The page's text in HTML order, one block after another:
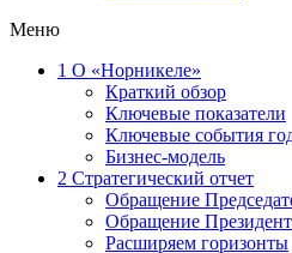
Меню
1 О «Норникеле»
Краткий обзор
Ключевые показатели
Ключевые события
Бизнес-модель
2 Стратегический отчет
Обращение
Обращение
Расширяем горизонты